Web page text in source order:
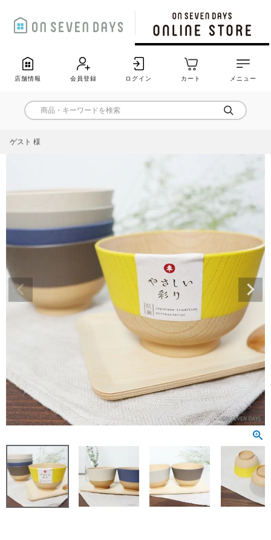
店舗情報 会員登録 ログイン カート メニュー
ゲスト 様